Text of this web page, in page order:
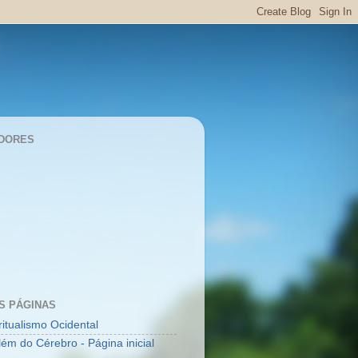
PÁGINAS
Ocidental
do Cérebro - Página inicial